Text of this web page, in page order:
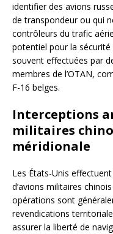
identifier des avions
de transpondeur ou qui
contrôleurs du trafic
potentiel pour la
souvent effectuées par
membres de l’OTAN,
F-16 belges.
Interceptions
militaires
méridionale
Les États-Unis
d’avions militaires
opérations sont
revendications
assurer la liberté de